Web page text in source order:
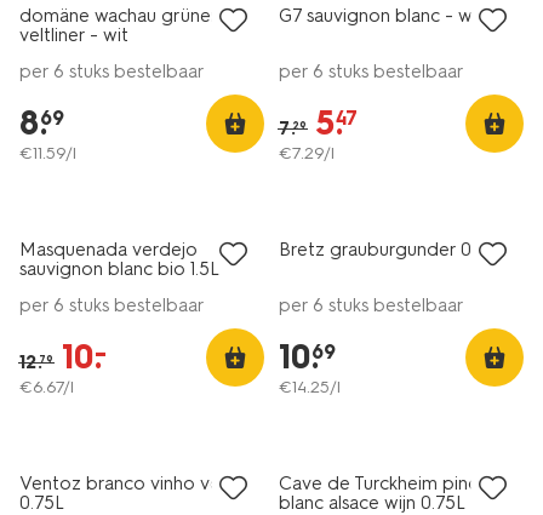
domäne wachau grüner
veltliner - wit
per 6 stuks bestelbaar
8.
69
€11.59/l
G7 sauvignon blanc - wit
per 6 stuks bestelbaar
7.29 5.
47
€7.29/l
Masquenada verdejo
sauvignon blanc bio 1.5L
per 6 stuks bestelbaar
12.79 10.
–
€6.67/l
Bretz grauburgunder 0.75L
per 6 stuks bestelbaar
10.
69
€14.25/l
Ventoz branco vinho verde
0.75L
Cave de Turckheim pinot
blanc alsace wijn 0.75L